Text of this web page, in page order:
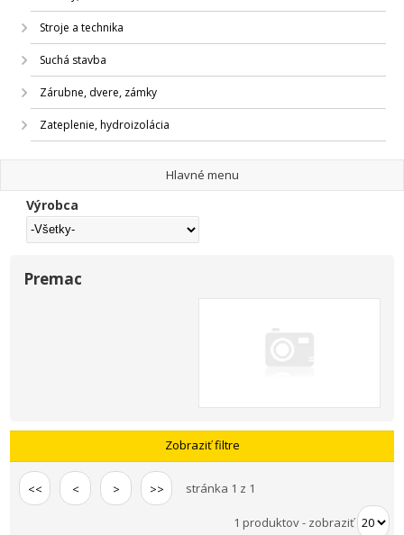
Stroje a technika
Suchá stavba
Zárubne, dvere, zámky
Zateplenie, hydroizolácia
Hlavné menu
Výrobca
Premac
Zobraziť filtre
<< < > >> stránka 1 z 1
1 produktov- zobraziť